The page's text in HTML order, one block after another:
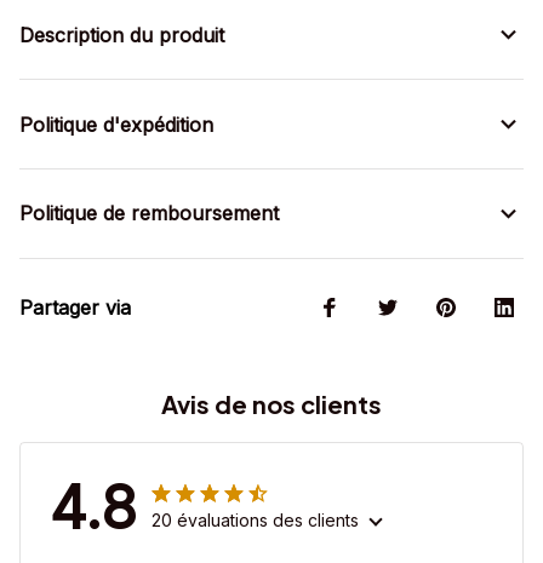
Description du produit
Politique d'expédition
Politique de remboursement
Partager via
Avis de nos clients
4.8 20 évaluations des clients